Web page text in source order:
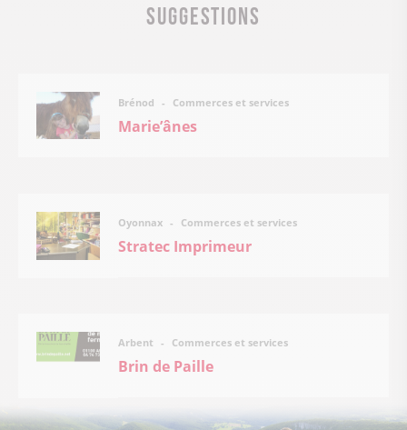
Suggestions
Brénod Commerces et services
Marie’ânes
Oyonnax Commerces et services
Stratec Imprimeur
Arbent Commerces et services
Brin de Paille